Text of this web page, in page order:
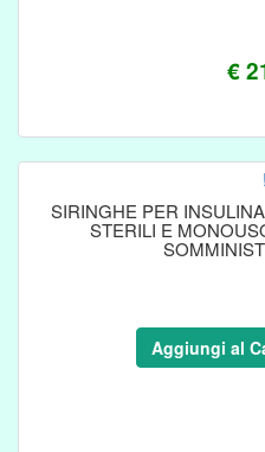
€
!
SIRINGHE PER
STERILI E
Aggiungi al